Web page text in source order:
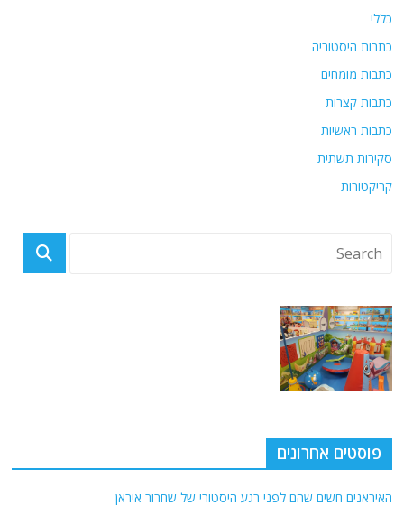
כללי
כתבות היסטוריה
כתבות מומחים
כתבות קצרות
כתבות ראשיות
סקירות תשתית
קריקטורות
פוסטים אחרונים
האיראנים חשים שהם לפני רגע היסטורי של שחרור איראן